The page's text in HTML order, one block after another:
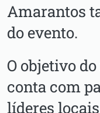
Amarantos
do evento.
O objetivo
conta com
líderes